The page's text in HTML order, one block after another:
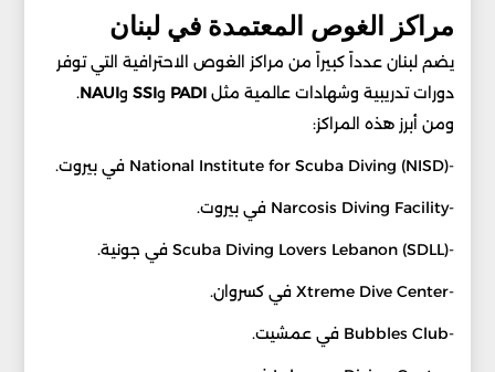
مراكز الغوص المعتمدة في لبنان
يضم لبنان عدداً كبيراً من مراكز الغوص الاحترافية التي توفر
دورات تدريبية وشهادات عالمية مثلPADI وSSI وNAUI
.
ومن أبرز هذه المراكز:
-National Institute for Scuba Diving (NISD) في بيروت.
-Narcosis Diving Facility في بيروت.
-Scuba Diving Lovers Lebanon (SDLL) في جونية.
-Xtreme Dive Center في كسروان.
-Bubbles Club في عمشيت.